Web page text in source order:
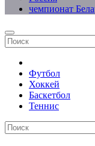
чемпионат
Футбол
Хоккей
Баскетбол
Теннис